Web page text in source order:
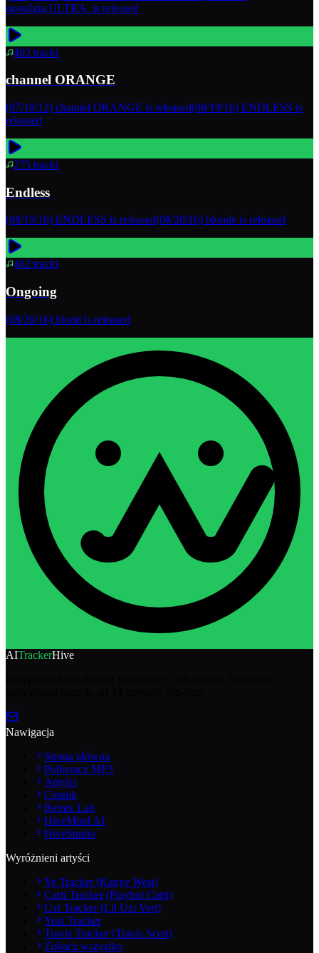
nostalgia,ULTRA. is released
402 tracki
channel ORANGE
(07/10/12) channel ORANGE is released(08/19/16) ENDLESS is
released
275 tracki
Endless
(08/19/16) ENDLESS is released(08/20/16) blonde is released
462 tracki
Ongoing
(08/20/16) blond is released
AITrackerHive
Nawigacja
Strona główna
Pobieracz MP3
Artyści
Cennik
Remix Lab
HiveMind AI
HiveStudio
Wyróżnieni artyści
Ye Tracker (Kanye West)
Carti Tracker (Playboi Carti)
Uzi Tracker (Lil Uzi Vert)
Yeat Tracker
Travis Tracker (Travis Scott)
Zobacz wszystko